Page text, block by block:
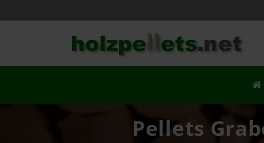
Pellets